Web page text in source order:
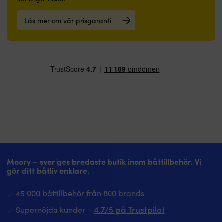
Läs mer om vår prisgaranti
Moory – sveriges bredaste butik inom båttillbehör. Vi
gör ditt båtliv enklare.
45 000 båttillbehör från 800 brands
Supernöjda kunder – 4.7/5 på Trustpilot